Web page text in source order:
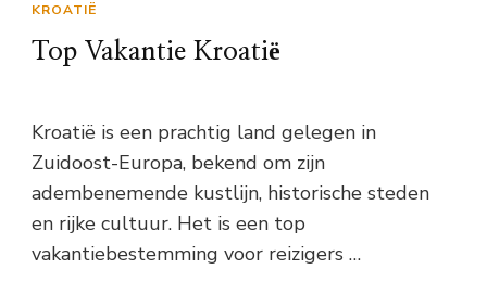
KROATIË
Top Vakantie Kroatië
Kroatië is een prachtig land gelegen in
Zuidoost-Europa, bekend om zijn
adembenemende kustlijn, historische steden
en rijke cultuur. Het is een top
vakantiebestemming voor reizigers …